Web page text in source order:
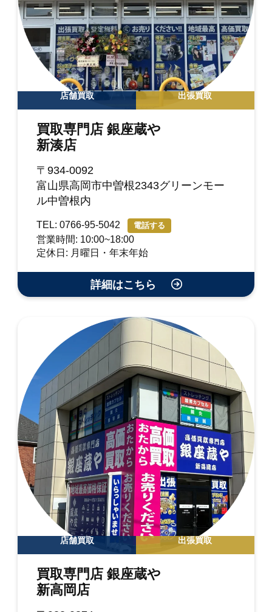
店舗買取 出張買取
買取専門店 銀座蔵や
新湊店
〒934-0092
富山県高岡市中曽根2343グリーンモー
ル中曽根内
TEL: 0766-95-5042 電話する
営業時間: 10:00~18:00
定休日: 月曜日・年末年始
詳細はこちら
店舗買取 出張買取
買取専門店 銀座蔵や
新高岡店